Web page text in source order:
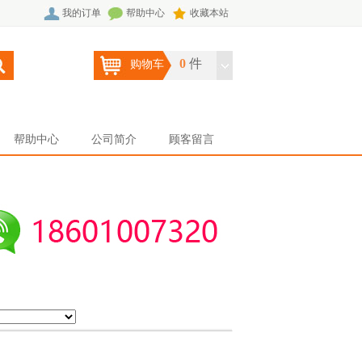
我的订单 帮助中心 收藏本站
购物车 0 件
帮助中心 公司简介 顾客留言